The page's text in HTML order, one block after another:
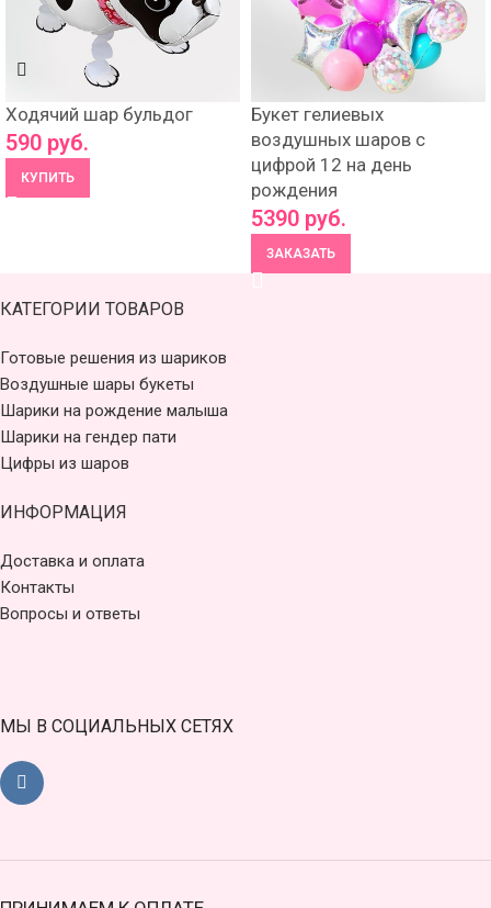
Ходячий шар бульдог
590 руб.
КУПИТЬ
Букет гелиевых
воздушных шаров с
цифрой 12 на день
рождения
5390 руб.
ЗАКАЗАТЬ
КАТЕГОРИИ ТОВАРОВ
Готовые решения из шариков
Воздушные шары букеты
Шарики на рождение малыша
Шарики на гендер пати
Цифры из шаров
ИНФОРМАЦИЯ
Доставка и оплата
Контакты
Вопросы и ответы
МЫ В СОЦИАЛЬНЫХ СЕТЯХ